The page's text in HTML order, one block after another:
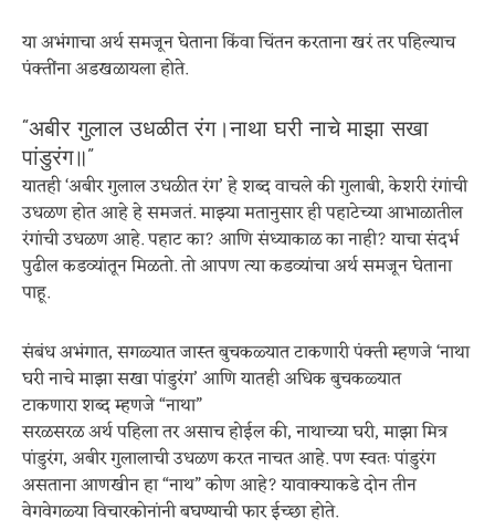
या अभंगाचा अर्थ समजून घेताना किंवा चिंतन करताना खरं तर पहिल्याच
पंक्तींना अडखळायला होते.
“अबीर गुलाल उधळीत रंग।नाथा घरी नाचे माझा सखा
पांडुरंग॥”
यातही ‘अबीर गुलाल उधळीत रंग’ हे शब्द वाचले की गुलाबी, केशरी रंगांची
उधळण होत आहे हे समजतं. माझ्या मतानुसार ही पहाटेच्या आभाळातील
रंगांची उधळण आहे. पहाट का? आणि संध्याकाळ का नाही? याचा संदर्भ
पुढील कडव्यांतून मिळतो. तो आपण त्या कडव्यांचा अर्थ समजून घेताना
पाहू.
संबंध अभंगात, सगळ्यात जास्त बुचकळ्यात टाकणारी पंक्ती म्हणजे ‘नाथा
घरी नाचे माझा सखा पांडुरंग’ आणि यातही अधिक बुचकळ्यात
टाकणारा शब्द म्हणजे “नाथा”
सरळसरळ अर्थ पहिला तर असाच होईल की, नाथाच्या घरी, माझा मित्र
पांडुरंग, अबीर गुलालाची उधळण करत नाचत आहे. पण स्वतः पांडुरंग
असताना आणखीन हा “नाथ” कोण आहे? यावाक्याकडे दोन तीन
वेगवेगळ्या विचारकोनांनी बघण्याची फार ईच्छा होते.